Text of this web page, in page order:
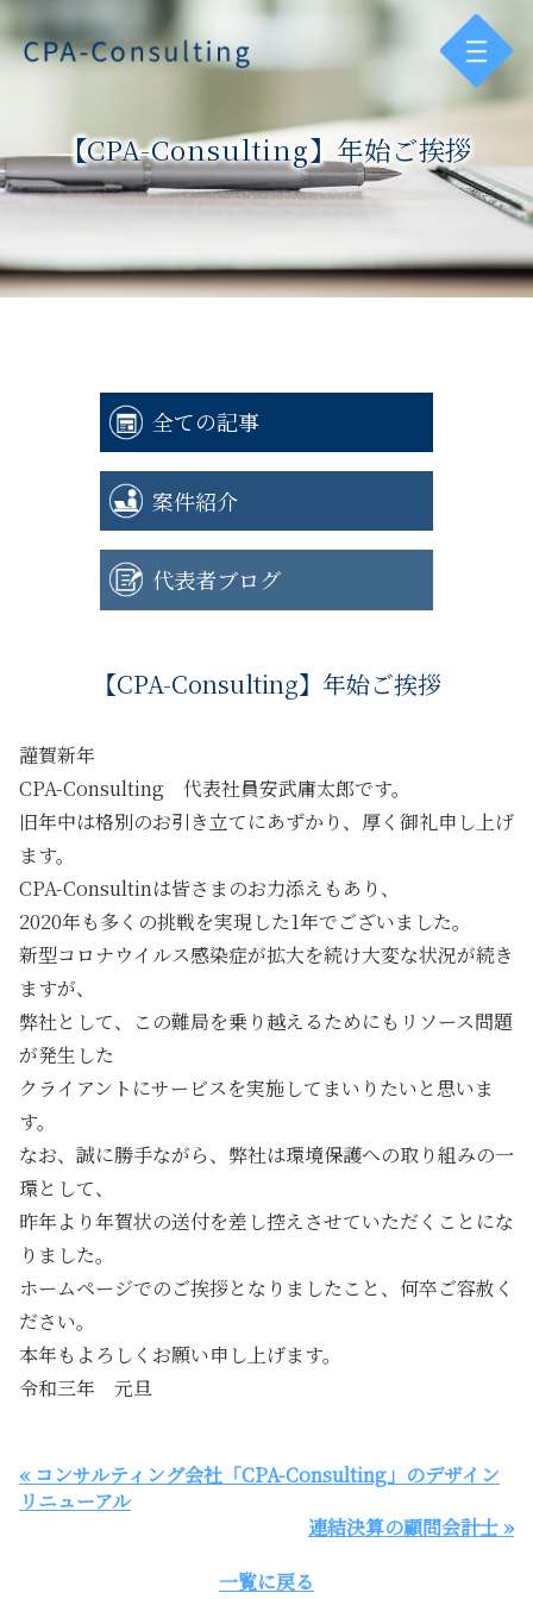
【CPA-Consulting】年始ご挨拶
全ての記事
案件紹介
代表者ブログ
【CPA-Consulting】年始ご挨拶
謹賀新年
CPA-Consulting 代表社員安武庸太郎です。
旧年中は格別のお引き立てにあずかり、厚く御礼申し上げ
ます。
CPA-Consultinは皆さまのお力添えもあり、
2020年も多くの挑戦を実現した1年でございました。
新型コロナウイルス感染症が拡大を続け大変な状況が続き
ますが、
弊社として、この難局を乗り越えるためにもリソース問題
が発生した
クライアントにサービスを実施してまいりたいと思いま
す。
なお、誠に勝手ながら、弊社は環境保護への取り組みの一
環として、
昨年より年賀状の送付を差し控えさせていただくことにな
りました。
ホームページでのご挨拶となりましたこと、何卒ご容赦く
ださい。
本年もよろしくお願い申し上げます。
令和三年 元旦
« コンサルティング会社「CPA-Consulting」のデザイン
リニューアル
連結決算の顧問会計士 »
一覧に戻る